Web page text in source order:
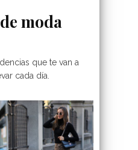
Outfit
De Cuero
Con
moda
que te van a
cada día.